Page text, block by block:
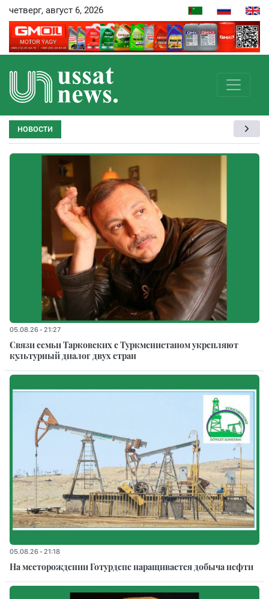
четверг, август 6, 2026
НОВОСТИ
05.08.26 - 21:27
Связи семьи Тарковских с Туркменистаном укрепляют
культурный диалог двух стран
05.08.26 - 21:18
На месторождении Готурдепе наращивается добыча нефти